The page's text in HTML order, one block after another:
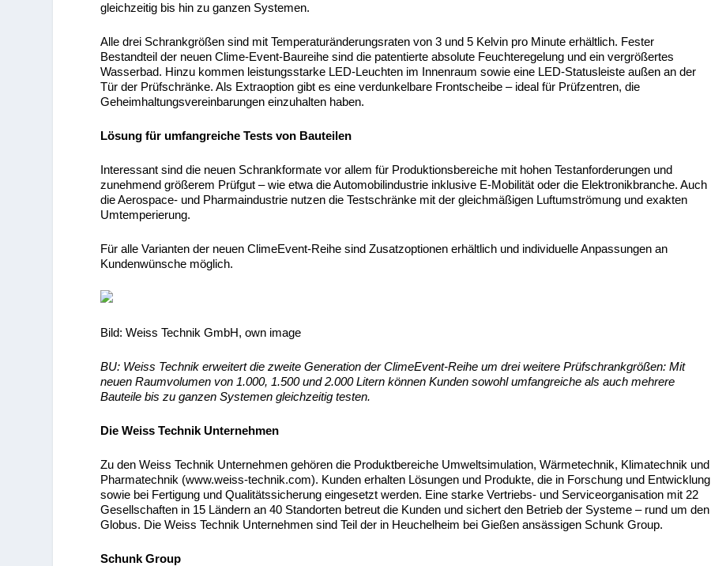
gleichzeitig bis hin zu ganzen Systemen.
Alle drei Schrankgrößen sind mit Temperaturänderungsraten von 3 und 5 Kelvin pro Minute erhältlich. Fester
Bestandteil der neuen Clime-Event-Baureihe sind die patentierte absolute Feuchteregelung und ein vergrößertes
Wasserbad. Hinzu kommen leistungsstarke LED-Leuchten im Innenraum sowie eine LED-Statusleiste außen an der
Tür der Prüfschränke. Als Extraoption gibt es eine verdunkelbare Frontscheibe – ideal für Prüfzentren, die
Geheimhaltungsvereinbarungen einzuhalten haben.
Lösung für umfangreiche Tests von Bauteilen
Interessant sind die neuen Schrankformate vor allem für Produktionsbereiche mit hohen Testanforderungen und
zunehmend größerem Prüfgut – wie etwa die Automobilindustrie inklusive E-Mobilität oder die Elektronikbranche. Auch
die Aerospace- und Pharmaindustrie nutzen die Testschränke mit der gleichmäßigen Luftumströmung und exakten
Umtemperierung.
Für alle Varianten der neuen ClimeEvent-Reihe sind Zusatzoptionen erhältlich und individuelle Anpassungen an
Kundenwünsche möglich.
Bild: Weiss Technik GmbH, own image
BU: Weiss Technik erweitert die zweite Generation der ClimeEvent-Reihe um drei weitere Prüfschrankgrößen: Mit
neuen Raumvolumen von 1.000, 1.500 und 2.000 Litern können Kunden sowohl umfangreiche als auch mehrere
Bauteile bis zu ganzen Systemen gleichzeitig testen.
Die Weiss Technik Unternehmen
Zu den Weiss Technik Unternehmen gehören die Produktbereiche Umweltsimulation, Wärmetechnik, Klimatechnik und
Pharmatechnik (www.weiss-technik.com). Kunden erhalten Lösungen und Produkte, die in Forschung und Entwicklung
sowie bei Fertigung und Qualitätssicherung eingesetzt werden. Eine starke Vertriebs- und Serviceorganisation mit 22
Gesellschaften in 15 Ländern an 40 Standorten betreut die Kunden und sichert den Betrieb der Systeme – rund um den
Globus. Die Weiss Technik Unternehmen sind Teil der in Heuchelheim bei Gießen ansässigen Schunk Group.
Schunk Group